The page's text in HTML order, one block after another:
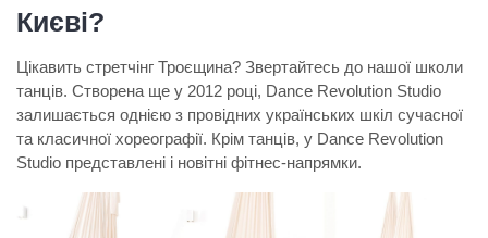
Києві?
Цікавить стретчінг Троєщина? Звертайтесь до нашої школи
танців. Створена ще у 2012 році, Dance Revolution Studio
залишається однією з провідних українських шкіл сучасної
та класичної хореографії. Крім танців, у Dance Revolution
Studio представлені і новітні фітнес-напрямки.